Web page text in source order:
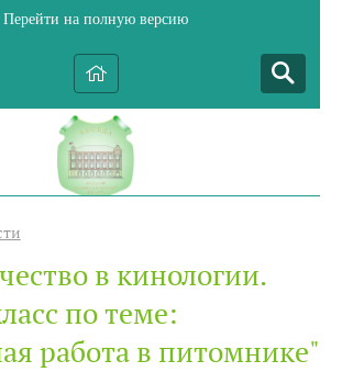
Перейти на полную версию
в кинологии.
по теме:
работа в питомнике"